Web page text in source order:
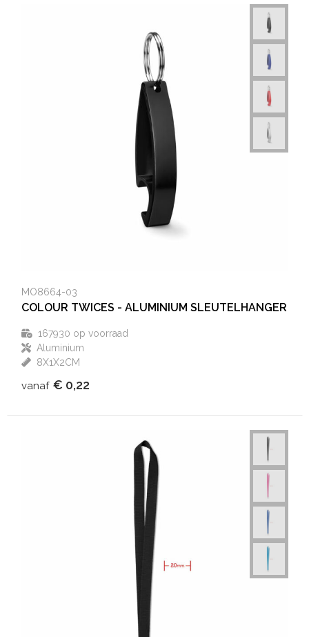
MO8664-03
COLOUR TWICES - ALUMINIUM SLEUTELHANGER
167930 op voorraad
Aluminium
8X1X2CM
vanaf € 0,22